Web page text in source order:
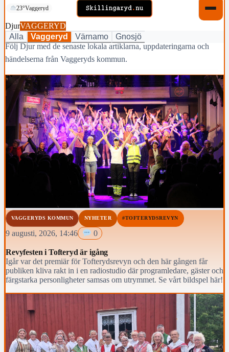
23°Vaggeryd
DjurVAGGERYD
Alla
Vaggeryd Värnamo
Gnosjö
Följ Djur med de senaste lokala artiklarna, uppdateringarna och
händelserna från Vaggeryds kommun.
VAGGERYDS KOMMUN NYHETER #TOFTERYDSREVYN
9 augusti, 2026, 14:46 0
Revyfesten i Tofteryd är igång
Igår var det premiär för Tofterydsrevyn och den här gången får
publiken kliva rakt in i en radiostudio där programledare, gäster och
färgstarka personligheter samsas om utrymmet. Se vårt bildspel här!